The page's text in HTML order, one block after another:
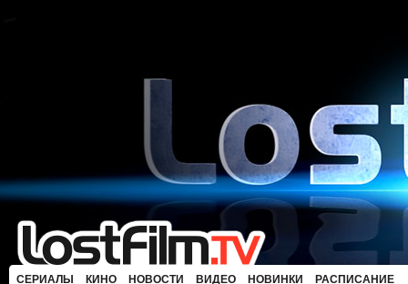
СЕРИАЛЫ КИНО НОВОСТИ ВИДЕО НОВИНКИ РАСПИСАНИЕ